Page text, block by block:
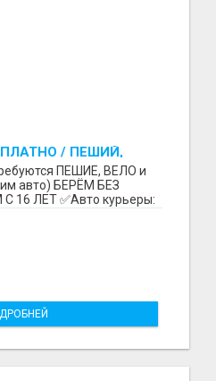
/ ПЕШИЙ,
/ БЕРЕМ БЕЗ
РАЙОН / С 16 ЛЕТ
ПЕШИЕ, ВЕЛО и
авто) БЕРЁМ БЕЗ
16 ЛЕТ ✅Авто курьеры: